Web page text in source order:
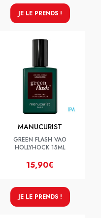
JE LE PRENDS !
MANUCURIST
GREEN FLASH VAO
HOLLYHOCK 15ML
15,90€
JE LE PRENDS !